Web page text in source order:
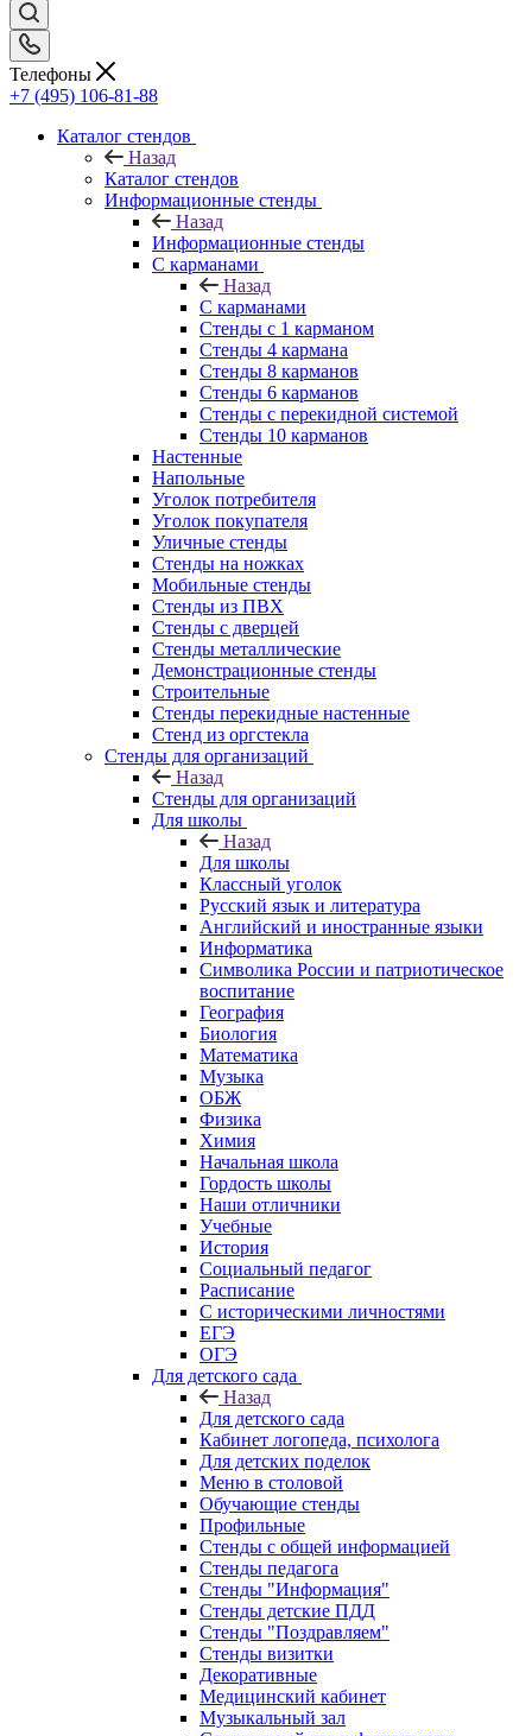
Телефоны
+7 (495) 106-81-88
Каталог стендов
Назад
Каталог стендов
Информационные стенды
Назад
Информационные стенды
С карманами
Назад
С карманами
Стенды с 1 карманом
Стенды 4 кармана
Стенды 8 карманов
Стенды 6 карманов
Стенды с перекидной системой
Стенды 10 карманов
Настенные
Напольные
Уголок потребителя
Уголок покупателя
Уличные стенды
Стенды на ножках
Мобильные стенды
Стенды из ПВХ
Стенды с дверцей
Стенды металлические
Демонстрационные стенды
Строительные
Стенды перекидные настенные
Стенд из оргстекла
Стенды для организаций
Назад
Стенды для организаций
Для школы
Назад
Для школы
Классный уголок
Русский язык и литература
Английский и иностранные языки
Информатика
Символика России и патриотическое
воспитание
География
Биология
Математика
Музыка
ОБЖ
Физика
Химия
Начальная школа
Гордость школы
Наши отличники
Учебные
История
Социальный педагог
Расписание
С историческими личностями
ЕГЭ
ОГЭ
Для детского сада
Назад
Для детского сада
Кабинет логопеда, психолога
Для детских поделок
Меню в столовой
Обучающие стенды
Профильные
Стенды с общей информацией
Стенды педагога
Стенды "Информация"
Стенды детские ПДД
Стенды "Поздравляем"
Стенды визитки
Декоративные
Медицинский кабинет
Музыкальный зал